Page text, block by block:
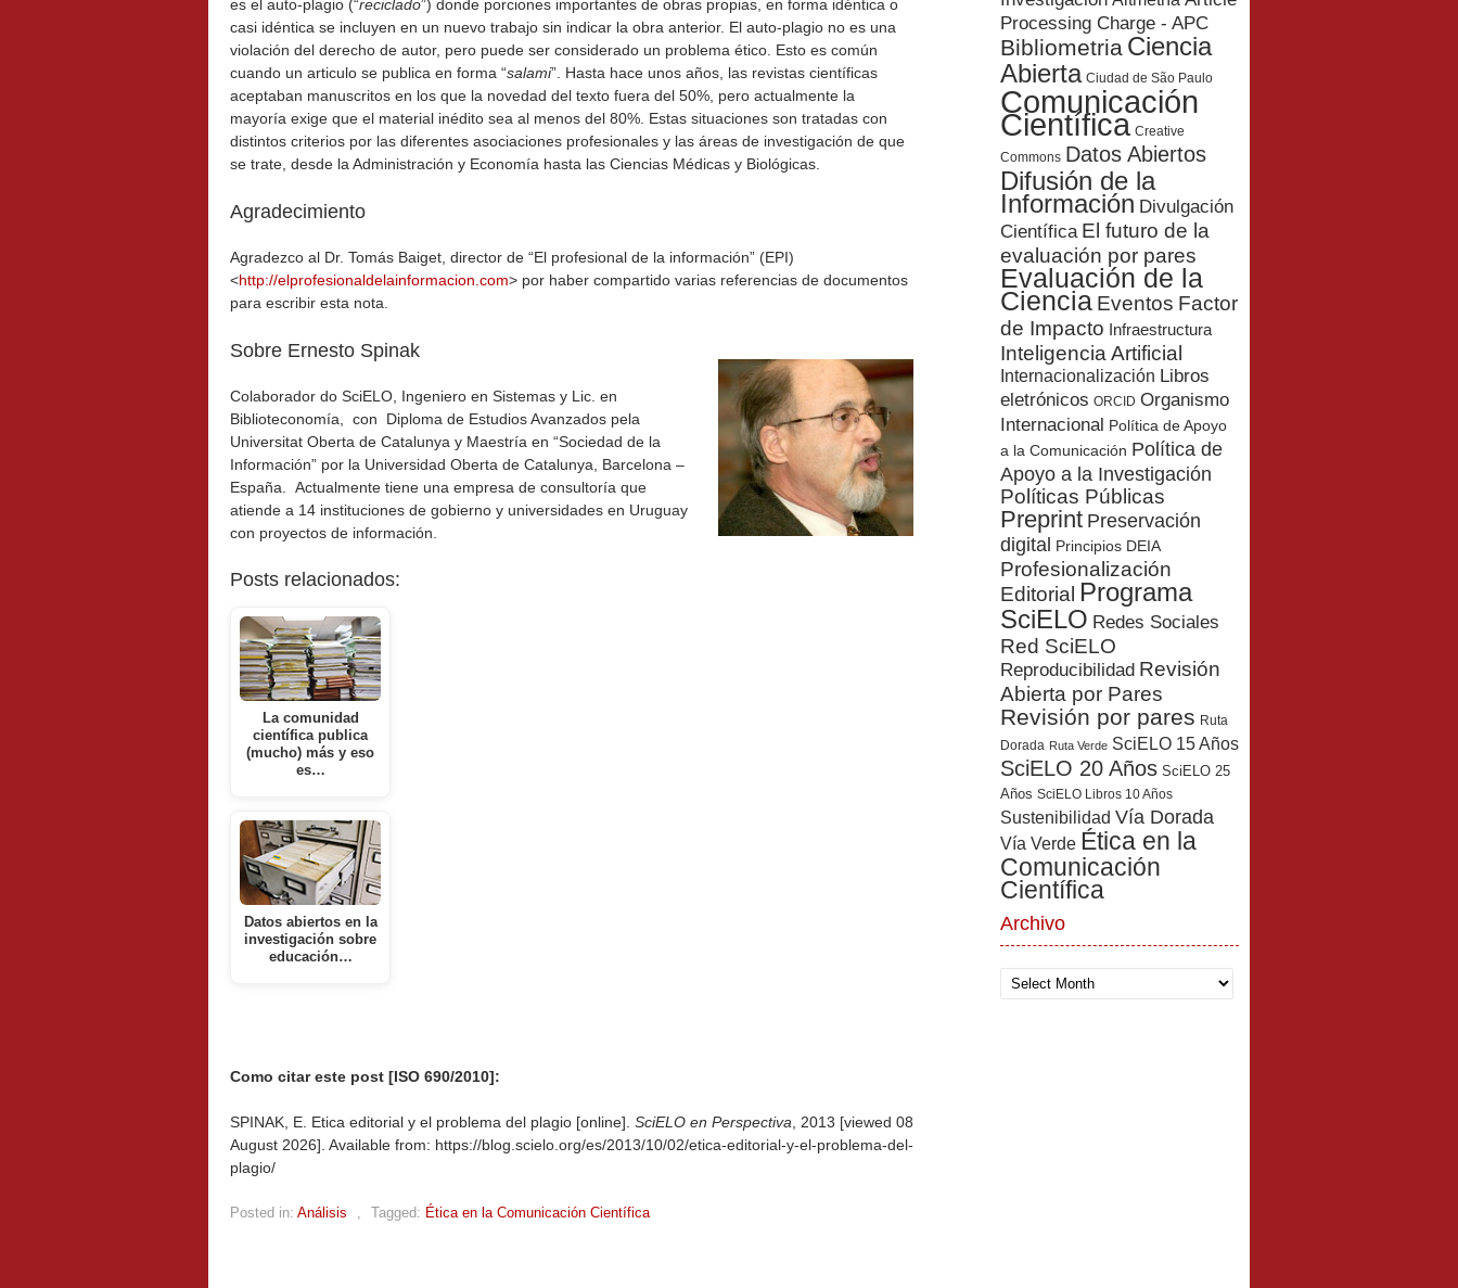
es el auto-plagio (“reciclado”) donde porciones importantes de obras propias, en forma idéntica o
casi idéntica se incluyen en un nuevo trabajo sin indicar la obra anterior. El auto-plagio no es una
violación del derecho de autor, pero puede ser considerado un problema ético. Esto es común
cuando un articulo se publica en forma “salami”. Hasta hace unos años, las revistas científicas
aceptaban manuscritos en los que la novedad del texto fuera del 50%, pero actualmente la
mayoría exige que el material inédito sea al menos del 80%. Estas situaciones son tratadas con
distintos criterios por las diferentes asociaciones profesionales y las áreas de investigación de que
se trate, desde la Administración y Economía hasta las Ciencias Médicas y Biológicas.
Agradecimiento
Agradezco al Dr. Tomás Baiget, director de “El profesional de la información” (EPI)
<http://elprofesionaldelainformacion.com> por haber compartido varias referencias de documentos
para escribir esta nota.
Sobre Ernesto Spinak
Colaborador do SciELO, Ingeniero en Sistemas y Lic. en
Biblioteconomía, con Diploma de Estudios Avanzados pela
Universitat Oberta de Catalunya y Maestría en “Sociedad de la
Información” por la Universidad Oberta de Catalunya, Barcelona –
España. Actualmente tiene una empresa de consultoría que
atiende a 14 instituciones de gobierno y universidades en Uruguay
con proyectos de información.
Posts relacionados:
La comunidad
científica publica
(mucho) más y eso
es…
Datos abiertos en la
investigación sobre
educación…
Como citar este post [ISO 690/2010]:
SPINAK, E. Etica editorial y el problema del plagio [online]. SciELO en Perspectiva , 2013 [viewed 08
August 2026]. Available from: https://blog.scielo.org/es/2013/10/02/etica-editorial-y-el-problema-del-
plagio/
Posted in: Análisis Tagged: Ética en la Comunicación Científica
Processing Charge - APC
Bibliometria Ciencia
Abierta Ciudad de São Paulo
Comunicación
Científica Creative
Commons Datos Abiertos
Difusión de la
Información Divulgación
Científica El futuro de la
evaluación por pares
Evaluación de la
Ciencia Eventos Factor
de Impacto Infraestructura
Inteligencia Artificial
Internacionalización Libros
eletrónicos ORCID Organismo
Internacional Política de Apoyo
a la Comunicación Política de
Apoyo a la Investigación
Políticas Públicas
Preprint Preservación
digital Principios DEIA
Profesionalización
Editorial Programa
SciELO Redes Sociales
Red SciELO
Reproducibilidad Revisión
Abierta por Pares
Revisión por pares Ruta
Dorada Ruta Verde SciELO 15 Años
SciELO 20 Años SciELO 25
Años SciELO Libros 10 Años
Sustenibilidad Vía Dorada
Vía Verde Ética en la
Comunicación
Científica
Archivo
Archivo